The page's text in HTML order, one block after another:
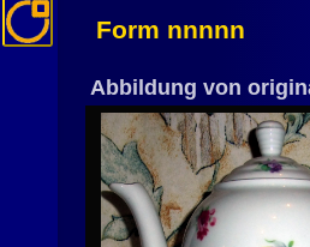
Form nnnnn
Abbildung von